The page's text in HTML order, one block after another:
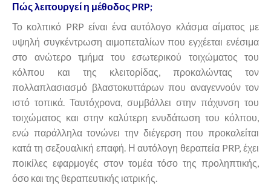
Πώς λειτουργεί η μέθοδος PRP;
Το κολπικό PRP είναι ένα αυτόλογο κλάσμα αίματος με
υψηλή συγκέντρωση αιμοπεταλίων που εγχέεται ενέσιμα
στο ανώτερο τμήμα του εσωτερικού τοιχώματος του
κόλπου και της κλειτορίδας, προκαλώντας τον
πολλαπλασιασμό βλαστοκυττάρων που αναγεννούν τον
ιστό τοπικά. Ταυτόχρονα, συμβάλλει στην πάχυνση του
τοιχώματος και στην καλύτερη ενυδάτωση του κόλπου,
ενώ παράλληλα τονώνει την διέγερση που προκαλείται
κατά τη σεξουαλική επαφή. Η αυτόλογη θεραπεία PRP, έχει
ποικίλες εφαρμογές στον τομέα τόσο της προληπτικής,
όσο και της θεραπευτικής ιατρικής.